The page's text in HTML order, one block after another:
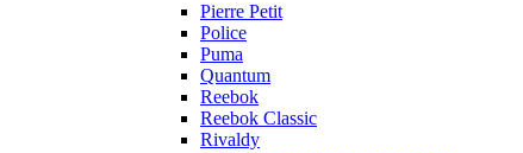
Pierre Petit
Police
Puma
Quantum
Reebok
Reebok Classic
Rivaldy